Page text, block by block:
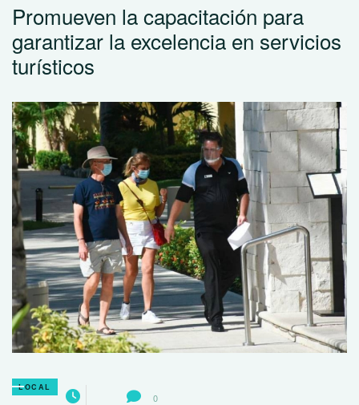
Promueven la capacitación para
garantizar la excelencia en servicios
turísticos
LOCAL
0